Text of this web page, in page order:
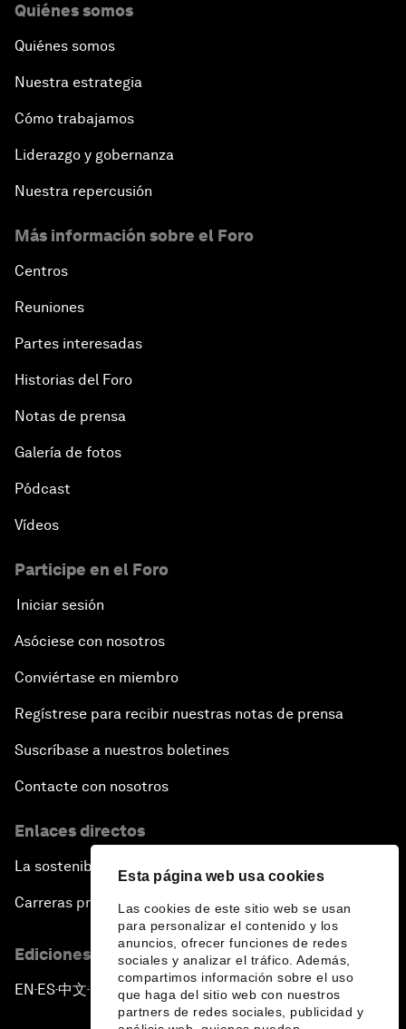
Esta página web usa cookies
Las cookies de este sitio web se usan
para personalizar el contenido y los
anuncios, ofrecer funciones de redes
sociales y analizar el tráfico. Además,
compartimos información sobre el uso
que haga del sitio web con nuestros
partners de redes sociales, publicidad y
Quiénes somos
Quiénes somos
Nuestra estrategia
Cómo trabajamos
Liderazgo y gobernanza
Nuestra repercusión
Más información sobre el Foro
Centros
Reuniones
Partes interesadas
Historias del Foro
Notas de prensa
Galería de fotos
Pódcast
Vídeos
Participe en el Foro
Iniciar sesión
Asóciese con nosotros
Conviértase en miembro
Regístrese para recibir nuestras notas de prensa
Suscríbase a nuestros boletines
Contacte con nosotros
Enlaces directos
La sostenibilidad en el Foro
Carreras profesionales
Ediciones en otros idiomas
EN ▪ES▪中文▪ 日本語